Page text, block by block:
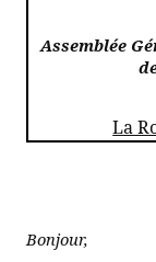
Assemblée
La
Bonjour,